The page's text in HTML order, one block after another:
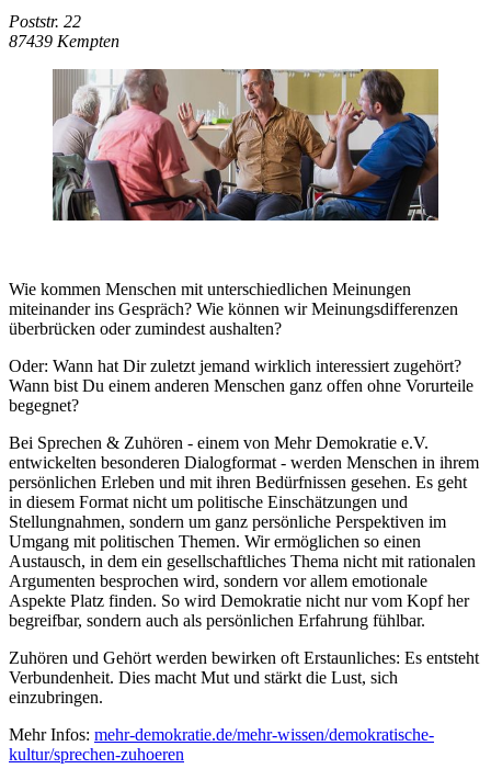
Poststr. 22
87439 Kempten
Wie kommen Menschen mit unterschiedlichen Meinungen
miteinander ins Gespräch? Wie können wir Meinungsdifferenzen
überbrücken oder zumindest aushalten?
Oder: Wann hat Dir zuletzt jemand wirklich interessiert zugehört?
Wann bist Du einem anderen Menschen ganz offen ohne Vorurteile
begegnet?
Bei Sprechen & Zuhören - einem von Mehr Demokratie e.V.
entwickelten besonderen Dialogformat - werden Menschen in ihrem
persönlichen Erleben und mit ihren Bedürfnissen gesehen. Es geht
in diesem Format nicht um politische Einschätzungen und
Stellungnahmen, sondern um ganz persönliche Perspektiven im
Umgang mit politischen Themen. Wir ermöglichen so einen
Austausch, in dem ein gesellschaftliches Thema nicht mit rationalen
Argumenten besprochen wird, sondern vor allem emotionale
Aspekte Platz finden. So wird Demokratie nicht nur vom Kopf her
begreifbar, sondern auch als persönlichen Erfahrung fühlbar.
Zuhören und Gehört werden bewirken oft Erstaunliches: Es entsteht
Verbundenheit. Dies macht Mut und stärkt die Lust, sich
einzubringen.
Mehr Infos: mehr-demokratie.de/mehr-wissen/demokratische-
kultur/sprechen-zuhoeren